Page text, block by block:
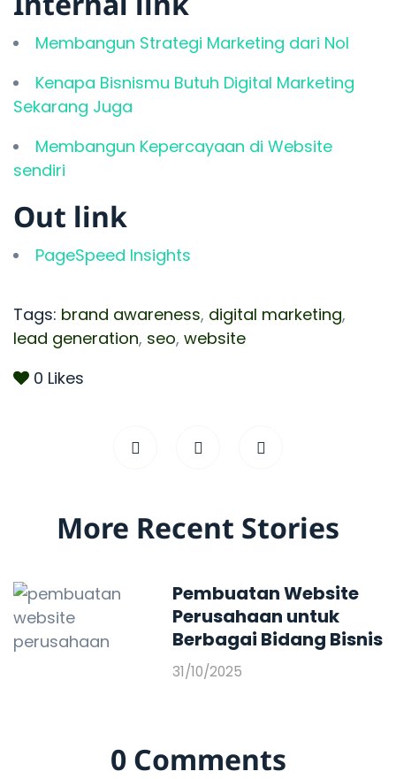
Membangun Strategi Marketing dari Nol
Kenapa Bisnismu Butuh Digital Marketing
Sekarang Juga
Membangun Kepercayaan di Website
sendiri
Out link
PageSpeed Insights
Tags: brand awareness, digital marketing,
lead generation, seo, website
0 Likes
More Recent Stories
Pembuatan Website
Perusahaan untuk
Berbagai Bidang Bisnis
31/10/2025
0 Comments